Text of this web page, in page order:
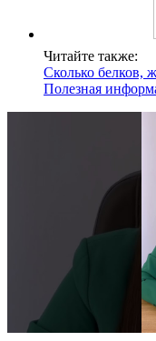
Читайте также:
Сколько белков,
Полезная